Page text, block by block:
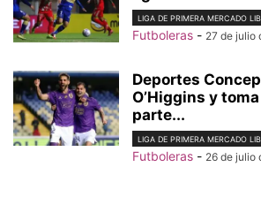
LIGA DE PRIMERA MERCADO
Futboleras - 27 de julio
Deportes
O’Higgins y
parte...
LIGA DE PRIMERA MERCADO
Futboleras - 26 de julio